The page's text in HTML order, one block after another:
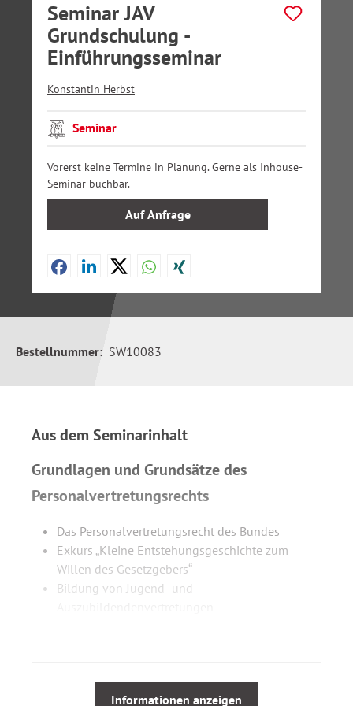
Seminar JAV
Grundschulung -
Einführungsseminar
Konstantin Herbst
Seminar
Vorerst keine Termine in Planung. Gerne als Inhouse-
Seminar buchbar.
Auf Anfrage
Bestellnummer: SW10083
Aus dem Seminarinhalt
Grundlagen und Grundsätze des
Personalvertretungsrechts
Das Personalvertretungsrecht des Bundes
Exkurs „Kleine Entstehungsgeschichte zum
Willen des Gesetzgebers“
Bildung von Jugend- und
gesetzlichen Bestimmungen auf die JAV
Informationen anzeigen